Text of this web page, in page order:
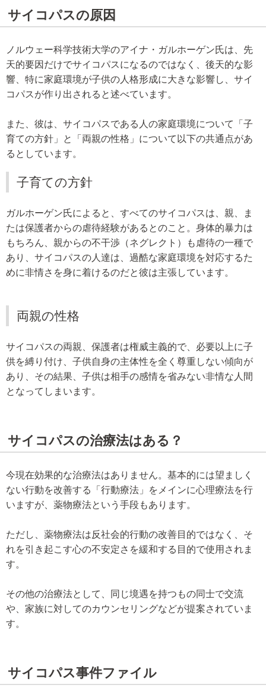
サイコパスの原因
ノルウェー科学技術大学のアイナ・ガルホーゲン氏は、先
天的要因だけでサイコパスになるのではなく、後天的な影
響、特に家庭環境が子供の人格形成に大きな影響し、サイ
コパスが作り出されると述べています。
また、彼は、サイコパスである人の家庭環境について「子
育ての方針」と「両親の性格」について以下の共通点があ
るとしています。
子育ての方針
ガルホーゲン氏によると、すべてのサイコパスは、親、ま
たは保護者からの虐待経験があるとのこと。身体的暴力は
もちろん、親からの不干渉（ネグレクト）も虐待の一種で
あり、サイコパスの人達は、過酷な家庭環境を対応するた
めに非情さを身に着けるのだと彼は主張しています。
両親の性格
サイコパスの両親、保護者は権威主義的で、必要以上に子
供を縛り付け、子供自身の主体性を全く尊重しない傾向が
あり、その結果、子供は相手の感情を省みない非情な人間
となってしまいます。
サイコパスの治療法はある？
今現在効果的な治療法はありません。基本的には望ましく
ない行動を改善する「行動療法」をメインに心理療法を行
いますが、薬物療法という手段もあります。
ただし、薬物療法は反社会的行動の改善目的ではなく、そ
れを引き起こす心の不安定さを緩和する目的で使用されま
す。
その他の治療法として、同じ境遇を持つもの同士で交流
や、家族に対してのカウンセリングなどが提案されていま
す。
サイコパス事件ファイル